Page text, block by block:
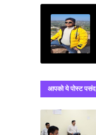
आपको ये पोस्ट